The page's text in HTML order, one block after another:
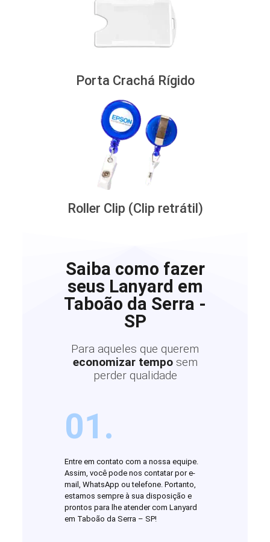
Porta Crachá Rígido
Roller Clip (Clip retrátil)
Saiba como fazer
seus Lanyard em
Taboão da Serra -
SP
Para aqueles que querem
economizar tempo sem
perder qualidade
01.
Entre em contato com a nossa equipe.
Assim, você pode nos contatar por e-
mail, WhatsApp ou telefone. Portanto,
estamos sempre à sua disposição e
prontos para lhe atender com Lanyard
em Taboão da Serra – SP!